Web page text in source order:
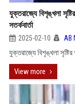
যুক্তরাজ্যে বিশৃঙ্খলা
সতর্কবার্তা
2025-02-10 AB
যুক্তরাজ্যে বিশৃঙ্খলা সৃষ্টির
View more